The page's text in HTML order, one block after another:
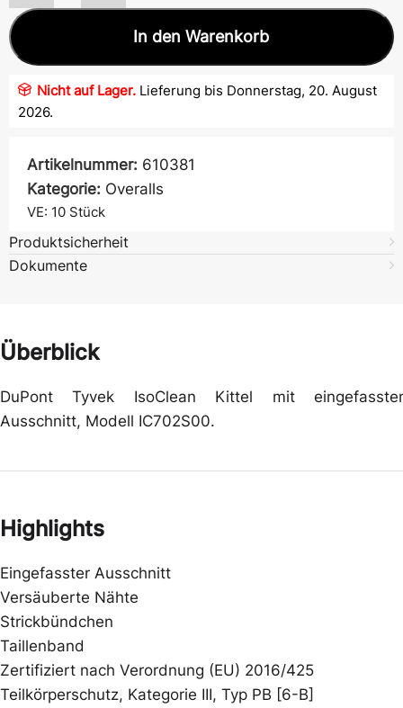
In den Warenkorb
Nicht auf Lager. Lieferung bis Donnerstag, 20. August
2026.
Artikelnummer: 610381
Kategorie: Overalls
VE: 10 Stück
Produktsicherheit
Dokumente
Überblick
DuPont Tyvek IsoClean Kittel mit
Ausschnitt, Modell IC702S00.
Highlights
Eingefasster Ausschnitt
Versäuberte Nähte
Strickbündchen
Taillenband
Zertifiziert nach Verordnung (EU) 2016/425
Teilkörperschutz, Kategorie III, Typ PB [6-B]